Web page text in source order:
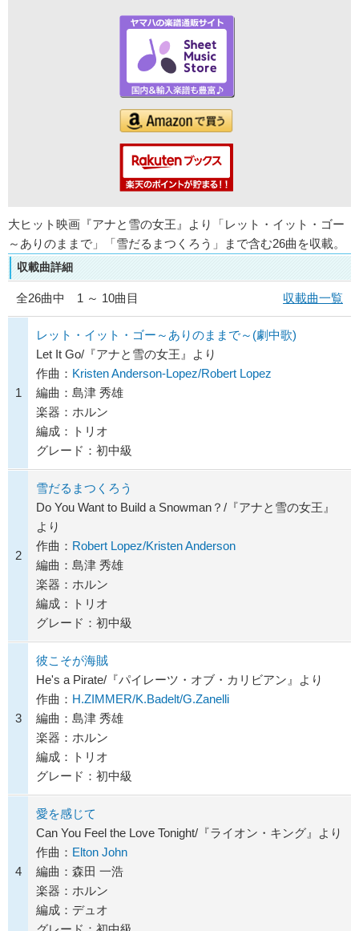
大ヒット映画『アナと雪の女王』より「レット・イット・ゴー
～ありのままで」「雪だるまつくろう」まで含む26曲を収載。
収載曲詳細
全26曲中 1 ～ 10曲目 収載曲一覧
1
レット・イット・ゴー～ありのままで～(劇中歌)
Let It Go/『アナと雪の女王』より
作曲： Kristen Anderson-Lopez/Robert Lopez
編曲：島津 秀雄
楽器：ホルン
編成：トリオ
グレード：初中級
2
雪だるまつくろう
Do You Want to Build a Snowman？/『アナと雪の女王』
より
作曲： Robert Lopez/Kristen Anderson
編曲：島津 秀雄
楽器：ホルン
編成：トリオ
グレード：初中級
3
彼こそが海賊
He's a Pirate/『パイレーツ・オブ・カリビアン』より
作曲： H.ZIMMER/K.Badelt/G.Zanelli
編曲：島津 秀雄
楽器：ホルン
編成：トリオ
グレード：初中級
4
愛を感じて
Can You Feel the Love Tonight/『ライオン・キング』より
作曲： Elton John
編曲：森田 一浩
楽器：ホルン
編成：デュオ